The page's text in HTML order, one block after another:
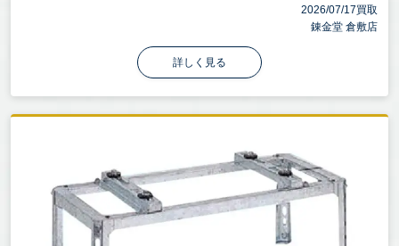
2026/07/17買取
錬金堂 倉敷店
詳しく見る